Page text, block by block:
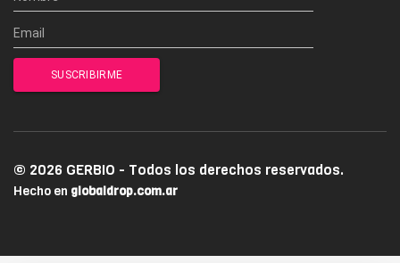
© 2026 GERBIO - Todos los derechos reservados.
Hecho en globaldrop.com.ar